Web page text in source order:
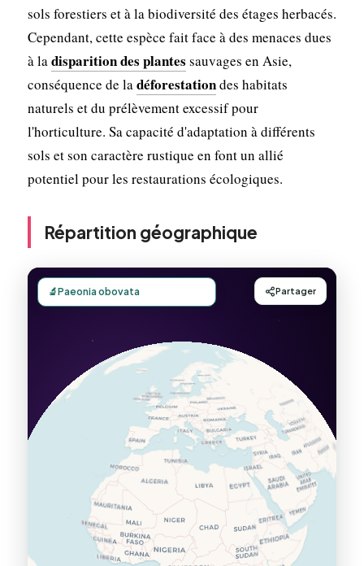
sols forestiers et à la biodiversité des étages herbacés.
Cependant, cette espèce fait face à des menaces dues
à ladisparition des plantes sauvages en Asie,
conséquence de ladéforestationdes habitats
naturels et du prélèvement excessif pour
l'horticulture. Sa capacité d'adaptation à différents
sols et son caractère rustique en font un allié
potentiel pour les restaurations écologiques.
Répartition géographique